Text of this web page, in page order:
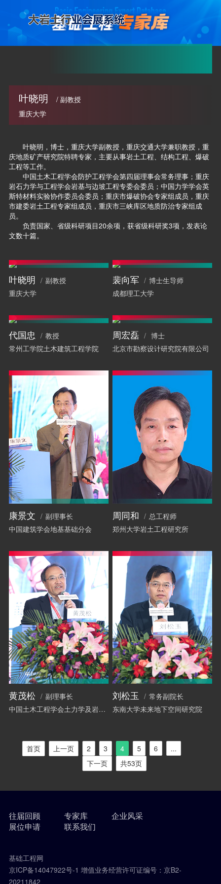
叶晓明
/ 副教授
重庆大学
叶晓明，博士，重庆大学副教授，重庆交通大学兼职教授，重
庆地质矿产研究院特聘专家，主要从事岩土工程、结构工程、爆破
工程等工作。
中国土木工程学会防护工程学会第四届理事会常务理事；重庆
岩石力学与工程学会岩基与边坡工程专委会委员；中国力学学会英
斯特材料实验协作委员会委员；重庆市爆破协会专家组成员，重庆
市建委岩土工程专家组成员，重庆市三峡库区地质防治专家组成
员。
负责国家、省级科研项目20余项，获省级科研奖3项，发表论
文数十篇。
叶晓明
副教授
重庆大学
裴向军
博士生导师
成都理工大学
代国忠
教授
常州工学院土木建筑工程学院
周宏磊
博士
北京市勘察设计研究院有限公司
康景文
副理事长
中国建筑学会地基基础分会
周同和
总工程师
郑州大学岩土工程研究所
黄茂松
副理事长
中国土木工程学会土力学及岩土工程分会
刘松玉
常务副院长
东南大学未来地下空间研究院
首页 上一页 2 3 4 5 6
...
下一页
共53页
往届回顾 专家库
企业风采
展位申请
联系我们
基础工程网
京ICP备14047922号-1 增值业务经营许可证编号：京B2-
20211842